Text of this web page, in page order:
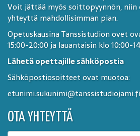
Voit jättää myös soittopyynnön, niin
yhteyttä mahdollisimman pian.
Opetuskausina Tanssistudion ovet
15:00-20:00 ja lauantaisin klo 10:00-
Lähetä opettajille sähköpostia
Sähköpostiosoitteet ovat muotoa:
etunimi.sukunimi@tanssistudiojami.fi
OTA YHTEYTTÄ